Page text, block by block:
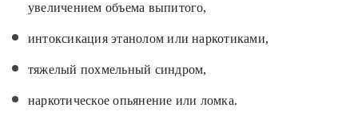
увеличением объема выпитого,
интоксикация этанолом или наркотиками,
тяжелый похмельный синдром,
наркотическое опьянение или ломка.